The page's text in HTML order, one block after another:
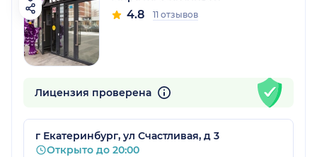
4.8 11 отзывов
Лицензия проверена
г Екатеринбург, ул Счастливая, д 3
Открыто до 20:00